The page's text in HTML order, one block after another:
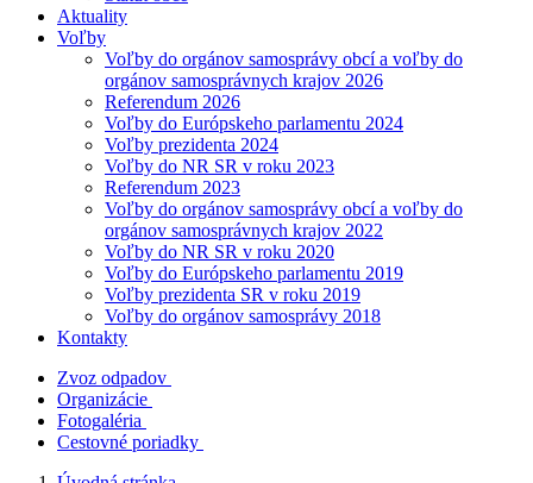
Aktuality
Voľby
Voľby do orgánov samosprávy obcí a voľby do
orgánov samosprávnych krajov 2026
Referendum 2026
Voľby do Európskeho parlamentu 2024
Voľby prezidenta 2024
Voľby do NR SR v roku 2023
Referendum 2023
Voľby do orgánov samosprávy obcí a voľby do
orgánov samosprávnych krajov 2022
Voľby do NR SR v roku 2020
Voľby do Európskeho parlamentu 2019
Voľby prezidenta SR v roku 2019
Voľby do orgánov samosprávy 2018
Kontakty
Zvoz odpadov
Organizácie
Fotogaléria
Cestovné poriadky